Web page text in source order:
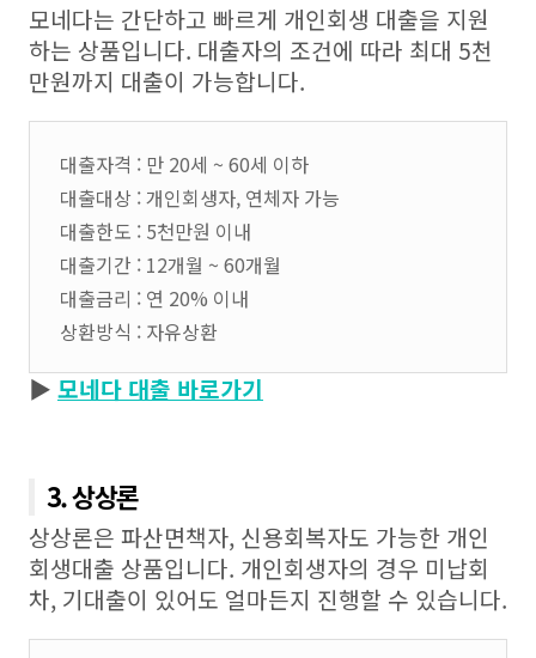
모네다는 간단하고 빠르게 개인회생 대출을 지원
하는 상품입니다. 대출자의 조건에 따라 최대 5천
만원까지 대출이 가능합니다.
대출자격 : 만 20세 ~ 60세 이하
대출대상 : 개인회생자, 연체자 가능
대출한도 : 5천만원 이내
대출기간 : 12개월 ~ 60개월
대출금리 : 연 20% 이내
상환방식 : 자유상환
▶ 모네다 대출 바로가기
3. 상상론
상상론은 파산면책자, 신용회복자도 가능한 개인
회생대출 상품입니다. 개인회생자의 경우 미납회
차, 기대출이 있어도 얼마든지 진행할 수 있습니다.